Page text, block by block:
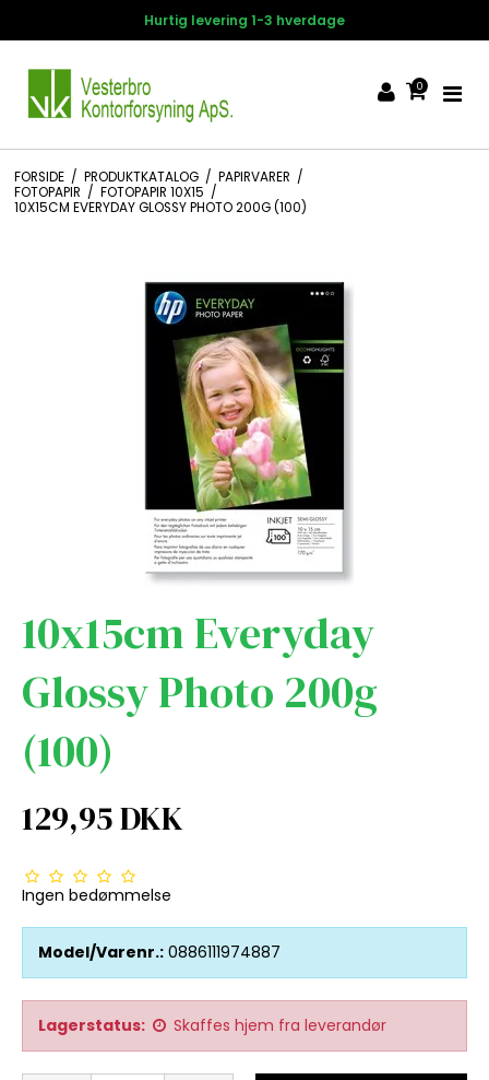
Hurtig levering 1-3 hverdage
0
FORSIDE / PRODUKTKATALOG / PAPIRVARER /
FOTOPAPIR / FOTOPAPIR 10X15 /
10X15CM EVERYDAY GLOSSY PHOTO 200G (100)
10x15cm Everyday
Glossy Photo 200g
(100)
129,95 DKK
Ingen bedømmelse
Model/Varenr.: 0886111974887
Lagerstatus: Skaffes hjem fra leverandør